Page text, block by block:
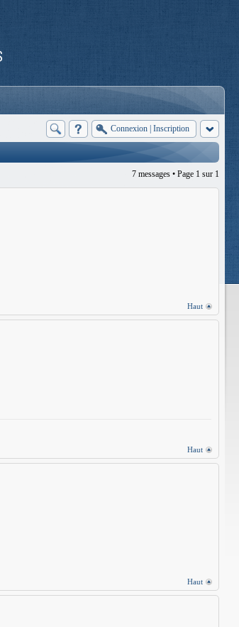
Connexion Inscription
7 messages • Page 1 sur 1
Haut
Haut
Haut